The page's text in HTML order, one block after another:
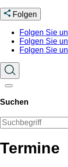
Folgen
Folgen Sie
Folgen Sie
Folgen Sie
Suchen
Termine